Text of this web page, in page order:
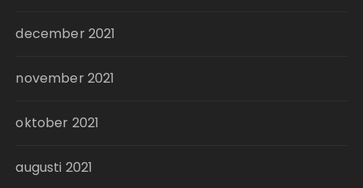
december 2021
november 2021
oktober 2021
augusti 2021